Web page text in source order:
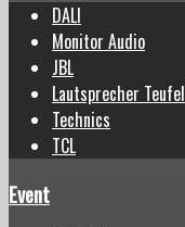
DALI
Monitor Audio
JBL
Lautsprecher Teufel
Technics
TCL
Event